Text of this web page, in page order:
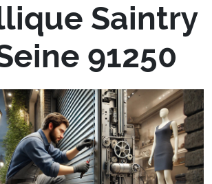
Saintry
91250